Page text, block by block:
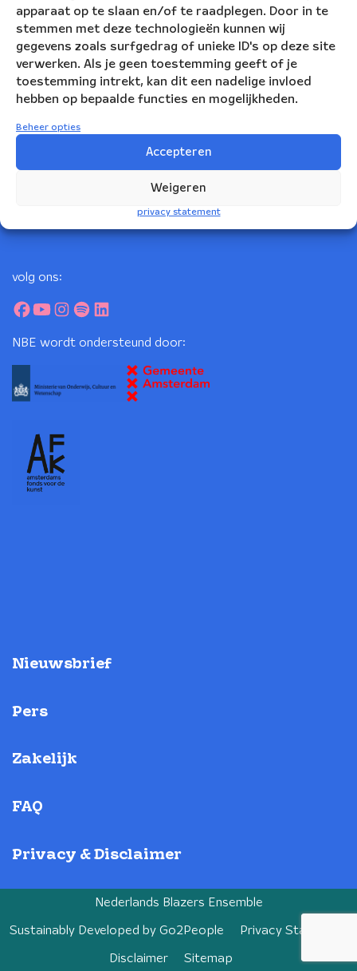
apparaat op te slaan en/of te raadplegen. Door in te
stemmen met deze technologieën kunnen wij
gegevens zoals surfgedrag of unieke ID's op deze site
verwerken. Als je geen toestemming geeft of je
toestemming intrekt, kan dit een nadelige invloed
hebben op bepaalde functies en mogelijkheden.
Beheer opties
Accepteren
Weigeren
privacy statement
Korte Leidsedwarsstraat 12
1017 RC Amsterdam
volg ons:
NBE wordt ondersteund door:
Nieuwsbrief
Pers
Zakelijk
FAQ
Privacy & Disclaimer
Nederlands Blazers Ensemble
Sustainably Developed by Go2People Privacy Statement
Disclaimer Sitemap